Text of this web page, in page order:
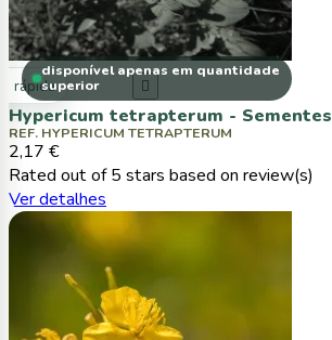
disponível apenas em quantidade
superior
rápida 
Hypericum tetrapterum - Sementes
REF. HYPERICUM TETRAPTERUM
2,17 €
Rated out of 5 stars based on review(s)
Ver detalhes